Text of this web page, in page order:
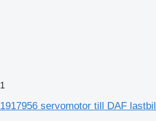
1
1917956 servomotor till DAF lastbil